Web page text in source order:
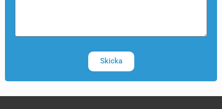
Skicka